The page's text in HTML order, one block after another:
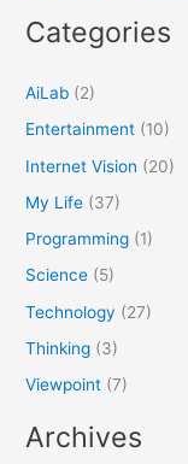
Categories
AiLab (2)
Entertainment (10)
Internet Vision (20)
My Life (37)
Programming (1)
Science (5)
Technology (27)
Thinking (3)
Viewpoint (7)
Archives